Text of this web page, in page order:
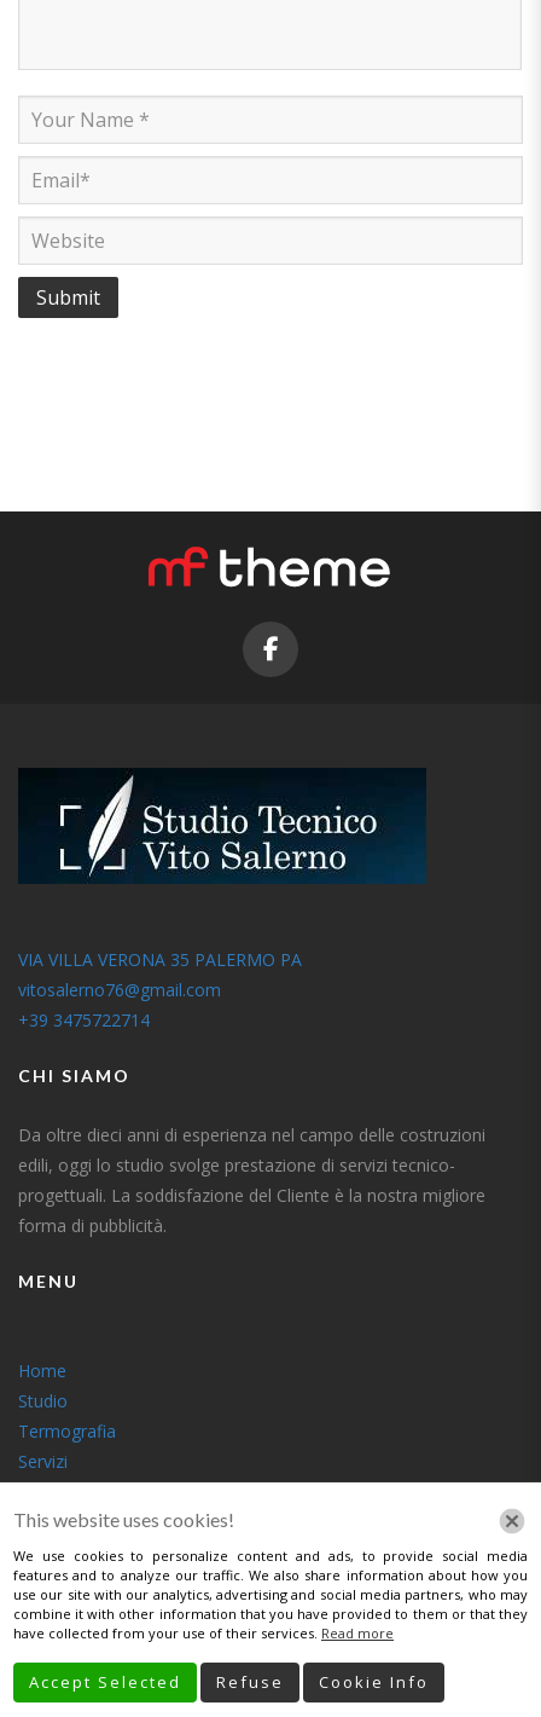
VIA VILLA VERONA 35 PALERMO PA
vitosalerno76@gmail.com
+39 3475722714
CHI SIAMO
Da oltre dieci anni di esperienza nel campo delle costruzioni
edili, oggi lo studio svolge prestazione di servizi tecnico-
progettuali. La soddisfazione del Cliente è la nostra migliore
forma di pubblicità.
MENU
Home
Studio
Termografia
Servizi
SEGUICI
LINK UTILI
This website uses cookies!
We use cookies to personalize content and ads, to provide social media
features and to analyze our traffic. We also share information about how you
use our site with our analytics, advertising and social media partners, who may
combine it with other information that you have provided to them or that they
have collected from your use of their services. Read more
Accept Selected Refuse Cookie Info